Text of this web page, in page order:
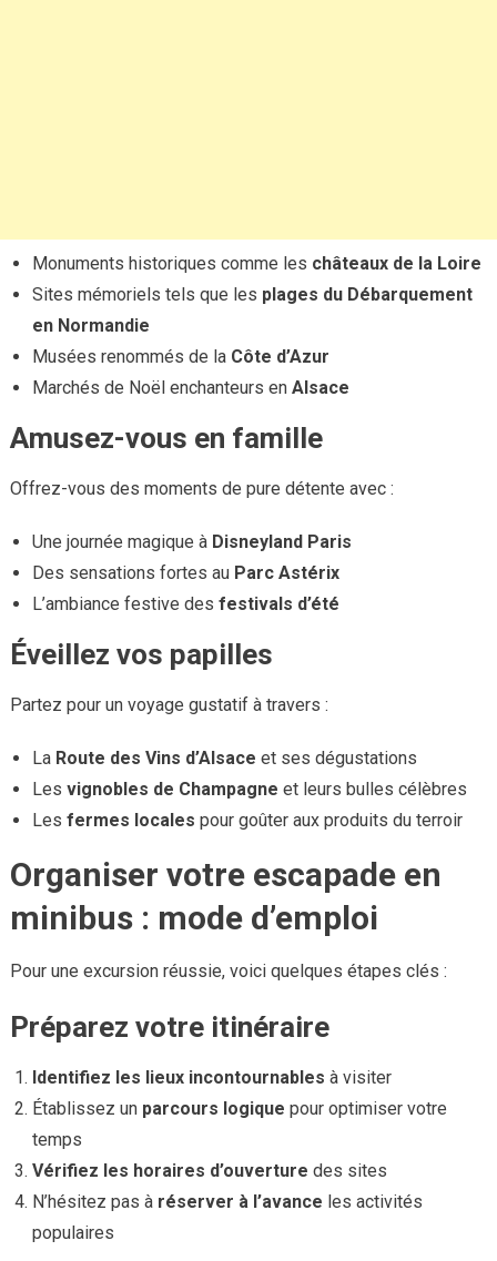
Monuments historiques comme les châteaux de la Loire
Sites mémoriels tels que les plages du Débarquement
en Normandie
Musées renommés de la Côte d’Azur
Marchés de Noël enchanteurs en Alsace
Amusez-vous en famille
Offrez-vous des moments de pure détente avec :
Une journée magique à Disneyland Paris
Des sensations fortes au Parc Astérix
L’ambiance festive des festivals d’été
Éveillez vos papilles
Partez pour un voyage gustatif à travers :
La Route des Vins d’Alsace et ses dégustations
Les vignobles de Champagne et leurs bulles célèbres
Les fermes locales pour goûter aux produits du terroir
Organiser votre escapade en
minibus : mode d’emploi
Pour une excursion réussie, voici quelques étapes clés :
Préparez votre itinéraire
Identifiez les lieux incontournables à visiter
Établissez un parcours logique pour optimiser votre
temps
Vérifiez les horaires d’ouverture des sites
N’hésitez pas à réserver à l’avance les activités
populaires